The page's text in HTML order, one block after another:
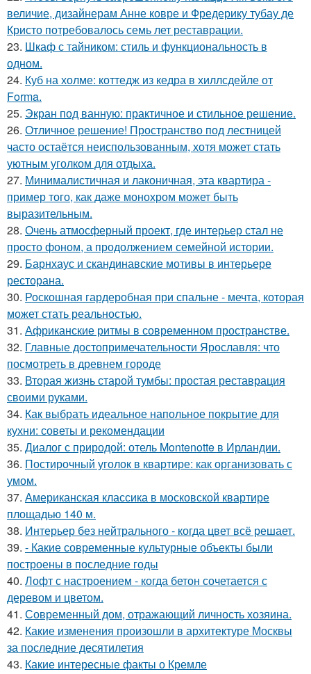
величие, дизайнерам Анне ковре и Фредерику тубау де
Кристо потребовалось семь лет реставрации.
23. Шкаф с тайником: стиль и функциональность в
одном.
24. Куб на холме: коттедж из кедра в хиллсдейле от
Forma.
25. Экран под ванную: практичное и стильное решение.
26. Отличное решение! Пространство под лестницей
часто остаётся неиспользованным, хотя может стать
уютным уголком для отдыха.
27. Минималистичная и лаконичная, эта квартира -
пример того, как даже монохром может быть
выразительным.
28. Очень атмосферный проект, где интерьер стал не
просто фоном, а продолжением семейной истории.
29. Барнхаус и скандинавские мотивы в интерьере
ресторана.
30. Роскошная гардеробная при спальне - мечта, которая
может стать реальностью.
31. Африканские ритмы в современном пространстве.
32. Главные достопримечательности Ярославля: что
посмотреть в древнем городе
33. Вторая жизнь старой тумбы: простая реставрация
своими руками.
34. Как выбрать идеальное напольное покрытие для
кухни: советы и рекомендации
35. Диалог с природой: отель Montenotte в Ирландии.
36. Постирочный уголок в квартире: как организовать с
умом.
37. Американская классика в московской квартире
площадью 140 м.
38. Интерьер без нейтрального - когда цвет всё решает.
39. - Какие современные культурные объекты были
построены в последние годы
40. Лофт с настроением - когда бетон сочетается с
деревом и цветом.
41. Современный дом, отражающий личность хозяина.
42. Какие изменения произошли в архитектуре Москвы
за последние десятилетия
43. Какие интересные факты о Кремле